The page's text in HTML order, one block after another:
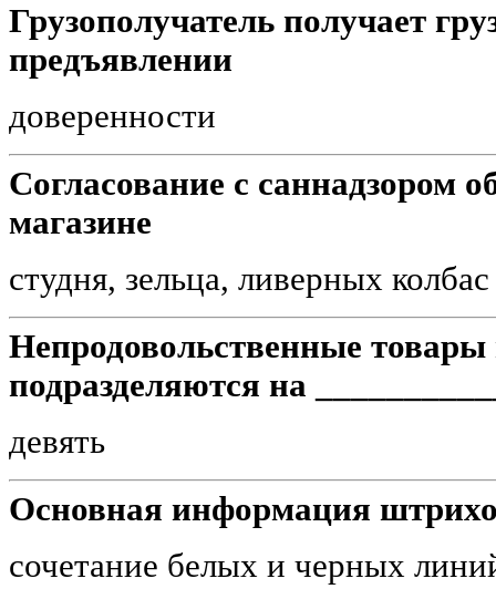
Грузополучатель получает
предъявлении
доверенности
Согласование с саннадзором
магазине
студня, зельца, ливерных колбас
Непродовольственные
подразделяются на
девять
Основная информация
сочетание белых и черных